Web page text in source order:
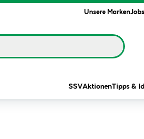
Unsere Marken
SSVAktionenTipps &